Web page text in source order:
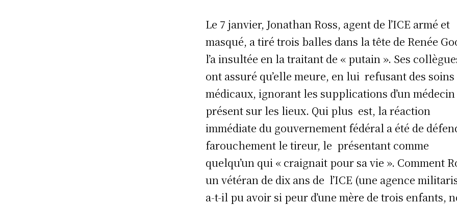
Le 7 janvier, Jonathan Ross, agent de l’ICE armé et
masqué, a tiré trois balles dans la tête de Renée
l’a insultée en la traitant de « putain ». Ses
ont assuré qu’elle meure, en lui refusant des soins
médicaux, ignorant les supplications d’un médecin
présent sur les lieux. Qui plus est, la réaction
immédiate du gouvernement fédéral a été de
farouchement le tireur, le présentant comme
quelqu’un qui « craignait pour sa vie ». Comment
un vétéran de dix ans de l’ICE (une agence
a-t-il pu avoir si peur d’une mère de trois enfants,